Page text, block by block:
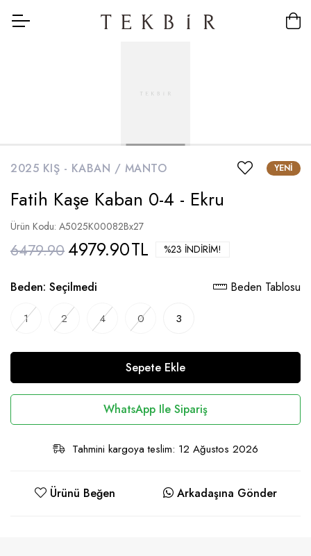
2025 KIŞ - KABAN / MANTO YENI
Fatih Kaşe Kaban 0-4 - Ekru
Ürün Kodu: A5025K00082Bx27
6479.904979.90TL %23 İNDIRIM!
Beden: Seçilmedi Beden Tablosu
1 2 4 0 3
Sepete Ekle
WhatsApp Ile Sipariş
Tahmini kargoya teslim: 12 Ağustos 2026
Ürünü Beğen Arkadaşına Gönder